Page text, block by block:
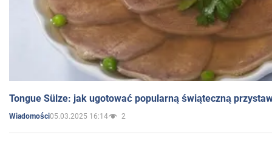
Tongue Sülze: jak ugotować popularną świąteczną
Wiadomości05.03.2025 16:14 2